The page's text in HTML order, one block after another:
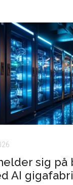
sig på
AI